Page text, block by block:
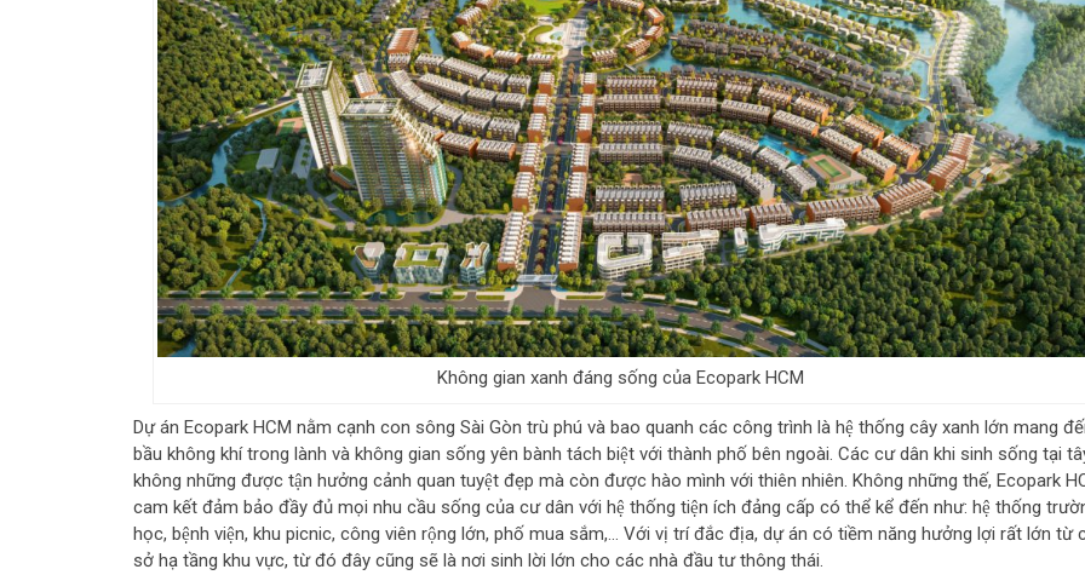
Không gian xanh đáng sống của Ecopark HCM
Dự án Ecopark HCM nằm cạnh con sông Sài Gòn trù phú và bao quanh các công trình là hệ thống cây xanh lớn mang
bầu không khí trong lành và không gian sống yên bành tách biệt với thành phố bên ngoài. Các cư dân khi sinh sống tại
không những được tận hưởng cảnh quan tuyệt đẹp mà còn được hào mình với thiên nhiên. Không những thế, Ecopark
cam kết đảm bảo đầy đủ mọi nhu cầu sống của cư dân với hệ thống tiện ích đảng cấp có thể kể đến như: hệ thống
học, bệnh viện, khu picnic, công viên rộng lớn, phố mua sắm,… Với vị trí đắc địa, dự án có tiềm năng hưởng lợi rất lớn từ
sở hạ tầng khu vực, từ đó đây cũng sẽ là nơi sinh lời lớn cho các nhà đầu tư thông thái.